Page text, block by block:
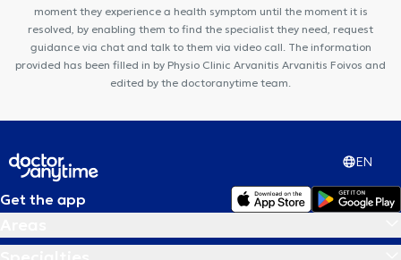
moment they experience a health symptom until the moment it is
resolved, by enabling them to find the specialist they need, request
guidance via chat and talk to them via video call. The information
provided has been filled in by Physio Clinic Arvanitis Arvanitis Foivos and
edited by the doctoranytime team.
EN
Get the app